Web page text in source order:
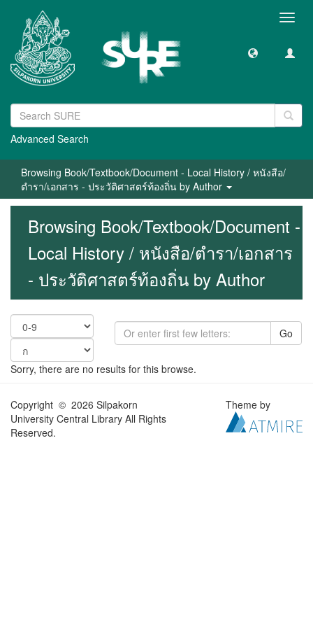
Advanced Search
Browsing Book/Textbook/Document - Local History / หนังสือ/
ตำรา/เอกสาร - ประวัติศาสตร์ท้องถิ่น by Author
Browsing Book/Textbook/Document -
Local History / หนังสือ/ตำรา/เอกสาร
- ประวัติศาสตร์ท้องถิ่น by Author
Go
Sorry, there are no results for this browse.
Copyright © 2026 Silpakorn
University Central Library All Rights
Reserved.
Theme by